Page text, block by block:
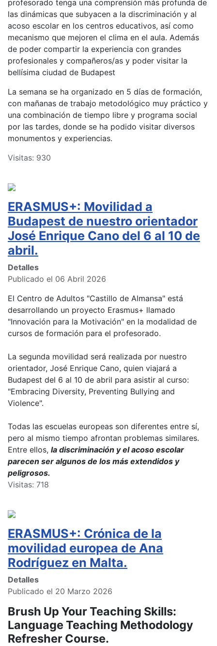
profesorado tenga una comprensión más profunda de
las dinámicas que subyacen a la discriminación y al
acoso escolar en los centros educativos, así como
mecanismo que mejoren el clima en el aula. Además
de poder compartir la experiencia con grandes
profesionales y compañeros/as y poder visitar la
bellísima ciudad de Budapest
La semana se ha organizado en 5 días de formación,
con mañanas de trabajo metodológico muy práctico y
una combinación de tiempo libre y programa social
por las tardes, donde se ha podido visitar diversos
monumentos y experiencias.
Visitas: 930
ERASMUS+: Movilidad a
Budapest de nuestro orientador
José Enrique Cano del 6 al 10 de
abril.
Detalles
Publicado el 06 Abril 2026
El Centro de Adultos "Castillo de Almansa" está
desarrollando un proyecto Erasmus+ llamado
"Innovación para la Motivación" en la modalidad de
cursos de formación para el profesorado.
La segunda movilidad será realizada por nuestro
orientador, José Enrique Cano, quien viajará a
Budapest del 6 al 10 de abril para asistir al curso:
"Embracing Diversity, Preventing Bullying and
Violence".
Todas las escuelas europeas son diferentes entre sí,
pero al mismo tiempo afrontan problemas similares.
Entre ellos, la discriminación y el acoso escolar
parecen ser algunos de los más extendidos y
peligrosos.
Visitas: 718
ERASMUS+: Crónica de la
movilidad europea de Ana
Rodríguez en Malta.
Detalles
Publicado el 20 Marzo 2026
Brush Up Your Teaching Skills:
Language Teaching Methodology
Refresher Course.